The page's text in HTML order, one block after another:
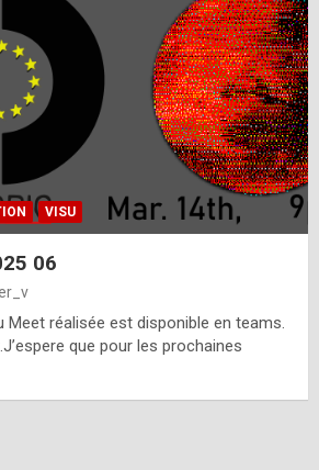
VISU
06
Meet réalisée est disponible en teams.
que pour les prochaines